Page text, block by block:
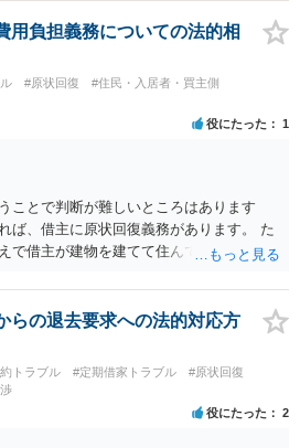
」が直ちに正当事由に当たるとは思えま
れる方向性でよろしいかと存じます。 そ
もらえれば退去には応じる旨交渉をして
過去に賃借人の許可なく無断で賃貸人が
となり、また刑事的にも住居侵入罪が成
、これを理由に一定の金銭賠償を求める
用負担義務についての法的相
#原状回復
#住民・入居者・買主側
役にたった 1
ことで判断が難しいところはあります
ば、借主に原状回復義務があります。 た
で借主が建物を建てて住んでいたケース
地を明渡す義務は原則生じないはずで
て替えた場合であっても、貸主の承諾を
費用を捻出した側に平屋の所有権が帰属
もないように思います。 そのため、現
が明確な案件ではないため、まずは相手
屋の解体費用を負担しなければならない
らの退去要求への法的対応方
トラブル #定期借家トラブル
#原状回復
役にたった 2